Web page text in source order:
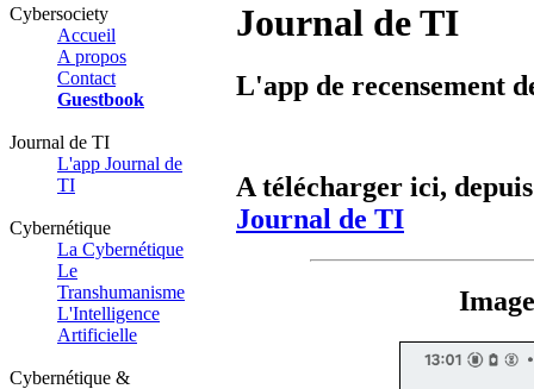
Cybersociety
Accueil
A propos
Contact
Guestbook
Journal de TI
L'app Journal de
TI
Cybernétique
La Cybernétique
Le
Transhumanisme
L'Intelligence
Artificielle
Cybernétique &
Journal de TI
L'app de recensement
A télécharger ici,
Journal de TI